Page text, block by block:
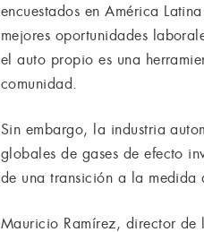
encuestados en América
mejores oportunidades
el auto propio es una
comunidad.
Sin embargo, la industria
globales de gases de efecto
de una transición a la medida
Mauricio Ramírez, director de